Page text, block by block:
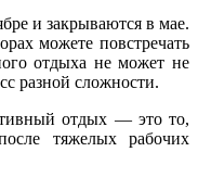
и закрываются в мае.
можете повстречать
отдыха не может не
разной сложности.
отдых — это то,
тяжелых рабочих